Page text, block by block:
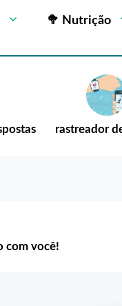
🥦 Nutrição
rastreador
com você!